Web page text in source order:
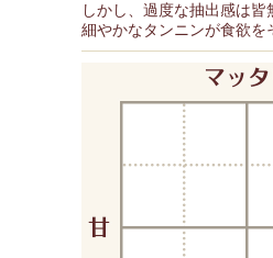
しかし、過度な抽出感は皆
細やかなタンニンが食欲を